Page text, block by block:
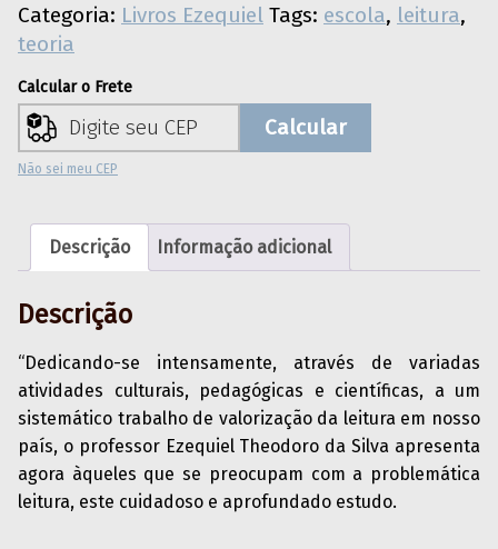
Categoria: Livros Ezequiel Tags: escola, leitura,
teoria
Calcular o Frete
Calcular
Não sei meu CEP
Descrição Informação adicional
Descrição
“Dedicando-se intensamente, através de variadas
atividades culturais, pedagógicas e científicas, a um
sistemático trabalho de valorização da leitura em nosso
país, o professor Ezequiel Theodoro da Silva apresenta
agora àqueles que se preocupam com a problemática
leitura, este cuidadoso e aprofundado estudo.